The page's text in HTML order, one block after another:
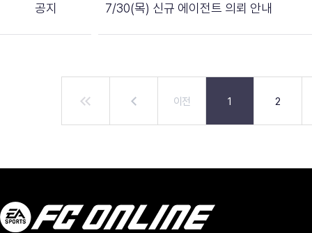
공지 7/30(목) 신규 에이전트 의뢰 안내
이전 1 2